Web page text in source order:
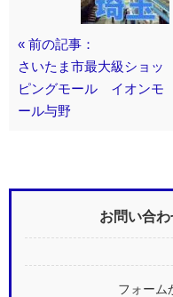
« 前の記事：
さいたま市最大級ショッ
ピングモール イオンモ
ール与野
お問い合
フォーム